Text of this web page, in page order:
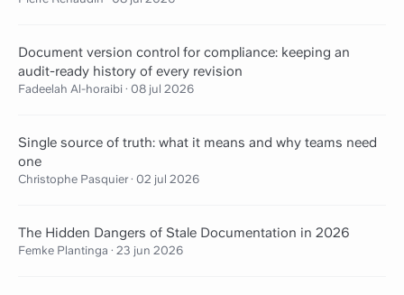
Document version control for compliance: keeping an
audit-ready history of every revision
Fadeelah Al-horaibi · 08 jul 2026
Single source of truth: what it means and why teams need
one
Christophe Pasquier · 02 jul 2026
The Hidden Dangers of Stale Documentation in 2026
Femke Plantinga · 23 jun 2026